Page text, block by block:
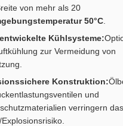
von mehr als 20
50°C
Kühlsysteme:
zur Vermeidung von
Konstruktion:
und
verringern das